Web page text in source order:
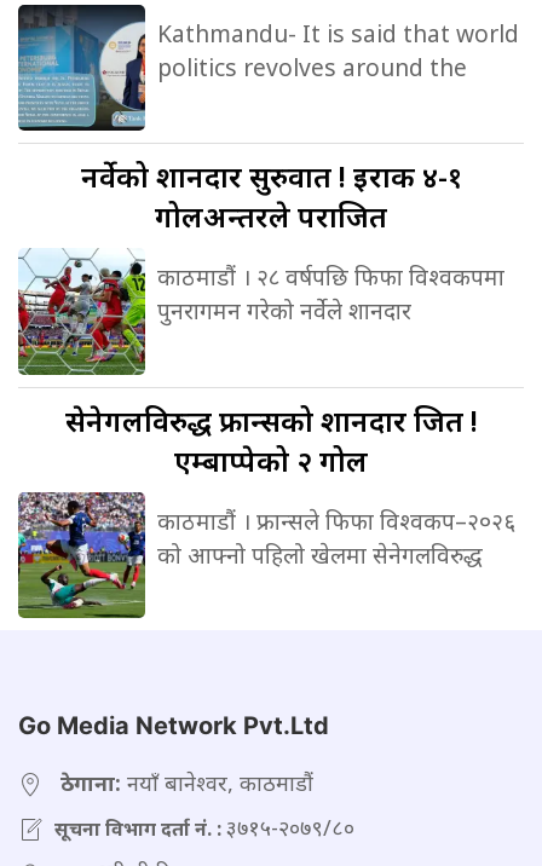
Kathmandu- It is said that world
politics revolves around the
नर्वेकोशानदार सुरुवात ! इराक ४-१
गोलअन्तरले पराजित
काठमाडौं । २८ वर्षपछि फिफा विश्वकपमा
पुनरागमन गरेको नर्वेले शानदार
सेनेगलविरुद्धफ्रान्सको शानदार जित !
एम्बाप्पेको २ गोल
काठमाडौं । फ्रान्सले फिफा विश्वकप–२०२६
को आफ्नो पहिलो खेलमा सेनेगलविरुद्ध
Go Media Network Pvt.Ltd
ठेगाना: नयाँ बानेश्वर, काठमाडौं
सूचना विभाग दर्ता नं. :३७१५-२०७९/८०